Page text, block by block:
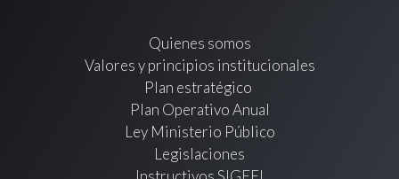
Quienes somos
Valores y principios institucionales
Plan estratégico
Plan Operativo Anual
Ley Ministerio Público
Legislaciones